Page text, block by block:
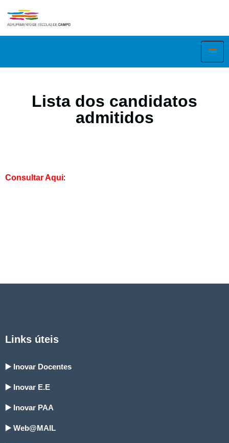
Lista dos candidatos
admitidos
Consultar Aqui:
Links úteis
▶️ Inovar Docentes
▶️ Inovar E.E
▶️ Inovar PAA
▶️ Web@MAIL